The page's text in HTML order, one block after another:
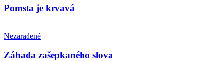
Pomsta je krvavá
Nezaradené
Záhada zašepkaného slova